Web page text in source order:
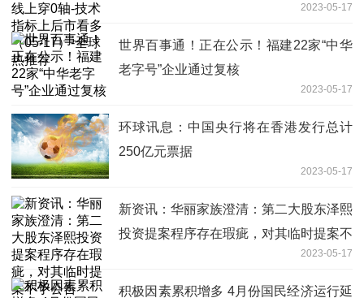
2023-05-17
世界百事通！正在公示！福建22家“中华
老字号”企业通过复核
2023-05-17
环球讯息：中国央行将在香港发行总计
250亿元票据
2023-05-17
新资讯：华丽家族澄清：第二大股东泽熙
投资提案程序存在瑕疵，对其临时提案不
2023-05-17
积极因素累积增多 4月份国民经济运行延